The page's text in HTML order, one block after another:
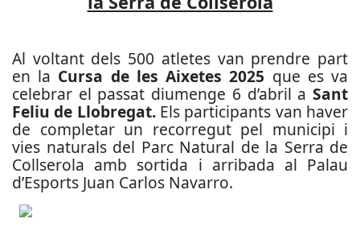
Al voltant dels 500 atletes van prendre part
en la Cursa de les Aixetes 2025 que es va
celebrar el passat diumenge 6 d’abril a Sant
Feliu de Llobregat.Els participants van haver
de completar un recorregut pel municipi i
vies naturals del Parc Natural de la Serra de
Collserola amb sortida i arribada al Palau
d’Esports Juan Carlos Navarro.